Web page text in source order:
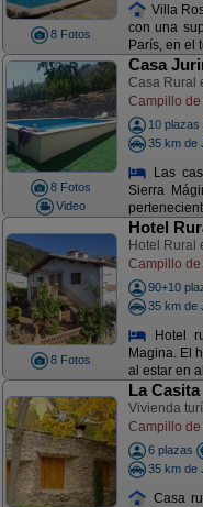
8 Fotos
Villa
con una
París, en el
8 Fotos
Video
Casa
Casa Rural
Campillo de
10 plazas
35 km de
Las
Sierra
8 Fotos
Hotel
Hotel Rural
Campillo de
90+10
35 km de
Hotel
Magina. El
al estar en
La Casita
Vivienda
Campillo de
6 plazas
35 km de
Casa